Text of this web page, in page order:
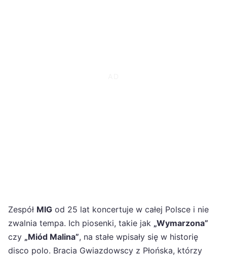
Zespół MIG od 25 lat koncertuje w całej Polsce i nie
zwalnia tempa. Ich piosenki, takie jak „Wymarzona”
czy „Miód Malina”, na stałe wpisały się w historię
disco polo. Bracia Gwiazdowscy z Płońska, którzy